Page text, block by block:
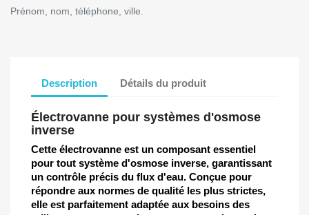
Prénom, nom, téléphone, ville.
Description Détails du produit
Électrovanne pour systèmes d'osmose
inverse
Cette électrovanne est un composant essentiel
pour tout système d'osmose inverse, garantissant
un contrôle précis du flux d'eau. Conçue pour
répondre aux normes de qualité les plus strictes,
elle est parfaitement adaptée aux besoins des